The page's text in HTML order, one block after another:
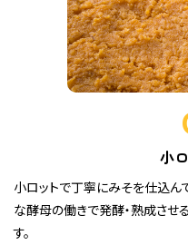
小
小ロットで丁寧にみそを仕込ん
な酵母の働きで発酵・熟成させ
す。